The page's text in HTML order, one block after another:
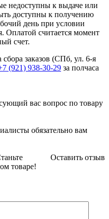
недоступны к выдаче или
доступны к получению
день при условии
Оплатой считается момент
счет.
заказов (СПб, ул. 6-я
(921) 938-30-29 за полчаса
вас вопрос по товару
обязательно вам
Оставить отзыв
товаре!